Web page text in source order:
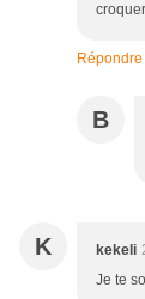
Répondre
B
K kekeli
Je te